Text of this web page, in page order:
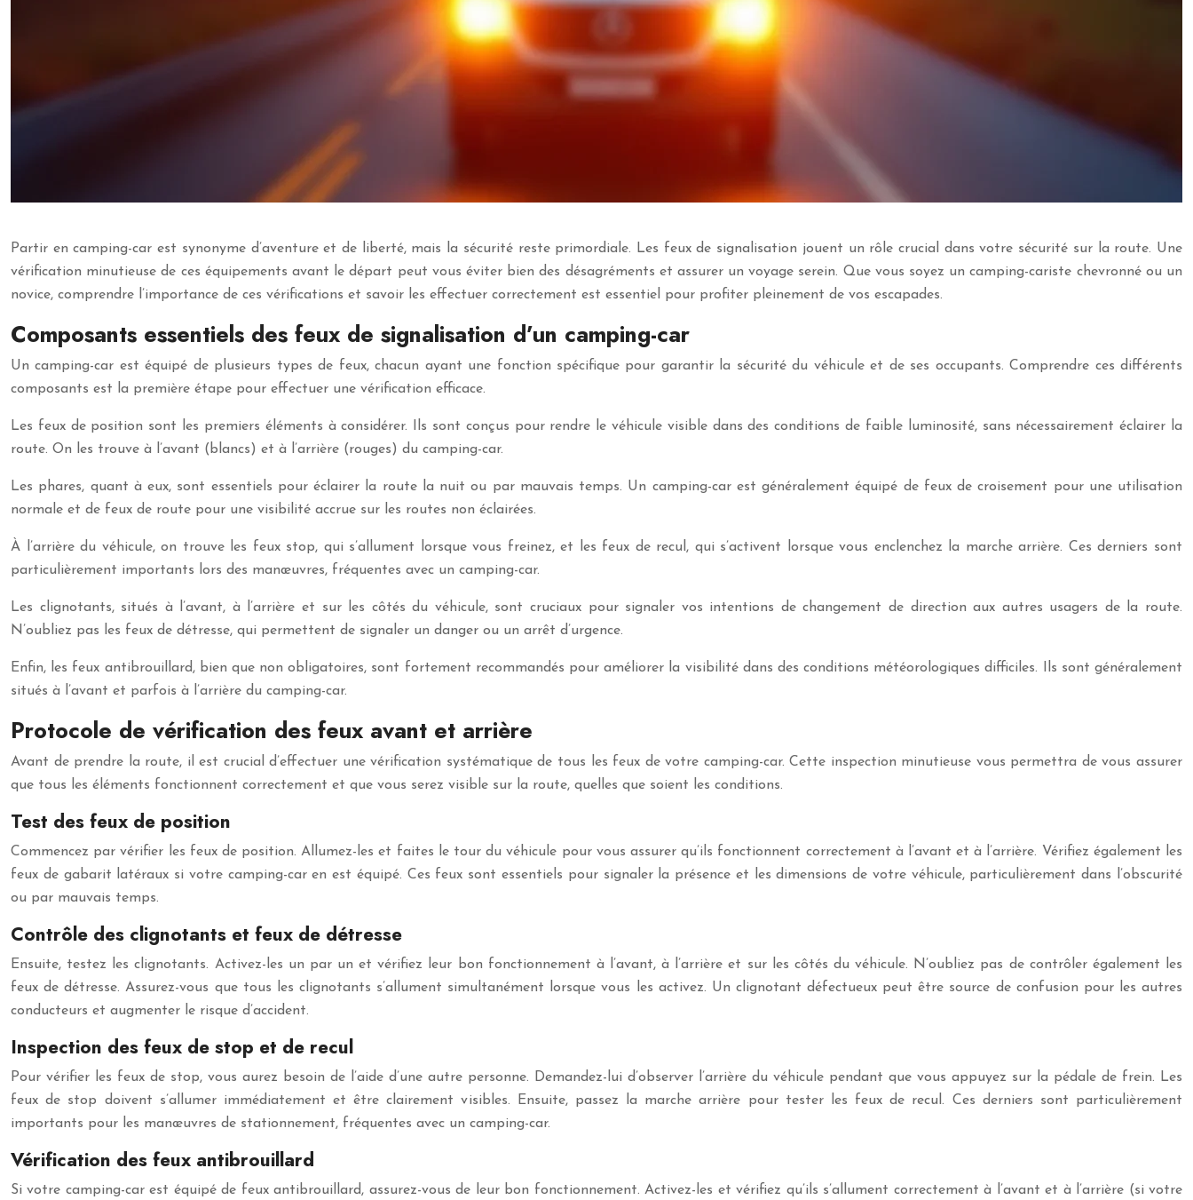
Partir en camping-car est synonyme d’aventure et de liberté, mais la sécurité reste primordiale. Les feux de signalisation jouent un rôle crucial dans votre sécurité sur la route. Une
vérification minutieuse de ces équipements avant le départ peut vous éviter bien des désagréments et assurer un voyage serein. Que vous soyez un camping-cariste chevronné ou un
novice, comprendre l’importance de ces vérifications et savoir les effectuer correctement est essentiel pour profiter pleinement de vos escapades.
Composants essentiels des feux de signalisation d’un camping-car
Un camping-car est équipé de plusieurs types de feux, chacun ayant une fonction spécifique pour garantir la sécurité du véhicule et de ses occupants. Comprendre ces différents
composants est la première étape pour effectuer une vérification efficace.
Les feux de position sont les premiers éléments à considérer. Ils sont conçus pour rendre le véhicule visible dans des conditions de faible luminosité, sans nécessairement éclairer la
route. On les trouve à l’avant (blancs) et à l’arrière (rouges) du camping-car.
Les phares, quant à eux, sont essentiels pour éclairer la route la nuit ou par mauvais temps. Un camping-car est généralement équipé de feux de croisement pour une utilisation
normale et de feux de route pour une visibilité accrue sur les routes non éclairées.
À l’arrière du véhicule, on trouve les feux stop, qui s’allument lorsque vous freinez, et les feux de recul, qui s’activent lorsque vous enclenchez la marche arrière. Ces derniers sont
particulièrement importants lors des manœuvres, fréquentes avec un camping-car.
Les clignotants, situés à l’avant, à l’arrière et sur les côtés du véhicule, sont cruciaux pour signaler vos intentions de changement de direction aux autres usagers de la route.
N’oubliez pas les feux de détresse, qui permettent de signaler un danger ou un arrêt d’urgence.
Enfin, les feux antibrouillard, bien que non obligatoires, sont fortement recommandés pour améliorer la visibilité dans des conditions météorologiques difficiles. Ils sont généralement
situés à l’avant et parfois à l’arrière du camping-car.
Protocole de vérification des feux avant et arrière
Avant de prendre la route, il est crucial d’effectuer une vérification systématique de tous les feux de votre camping-car. Cette inspection minutieuse vous permettra de vous assurer
que tous les éléments fonctionnent correctement et que vous serez visible sur la route, quelles que soient les conditions.
Test des feux de position
Commencez par vérifier les feux de position. Allumez-les et faites le tour du véhicule pour vous assurer qu’ils fonctionnent correctement à l’avant et à l’arrière. Vérifiez également les
feux de gabarit latéraux si votre camping-car en est équipé. Ces feux sont essentiels pour signaler la présence et les dimensions de votre véhicule, particulièrement dans l’obscurité
ou par mauvais temps.
Contrôle des clignotants et feux de détresse
Ensuite, testez les clignotants. Activez-les un par un et vérifiez leur bon fonctionnement à l’avant, à l’arrière et sur les côtés du véhicule. N’oubliez pas de contrôler également les
feux de détresse. Assurez-vous que tous les clignotants s’allument simultanément lorsque vous les activez. Un clignotant défectueux peut être source de confusion pour les autres
conducteurs et augmenter le risque d’accident.
Inspection des feux de stop et de recul
Pour vérifier les feux de stop, vous aurez besoin de l’aide d’une autre personne. Demandez-lui d’observer l’arrière du véhicule pendant que vous appuyez sur la pédale de frein. Les
feux de stop doivent s’allumer immédiatement et être clairement visibles. Ensuite, passez la marche arrière pour tester les feux de recul. Ces derniers sont particulièrement
importants pour les manœuvres de stationnement, fréquentes avec un camping-car.
Vérification des feux antibrouillard
Si votre camping-car est équipé de feux antibrouillard, assurez-vous de leur bon fonctionnement. Activez-les et vérifiez qu’ils s’allument correctement à l’avant et à l’arrière (si votre